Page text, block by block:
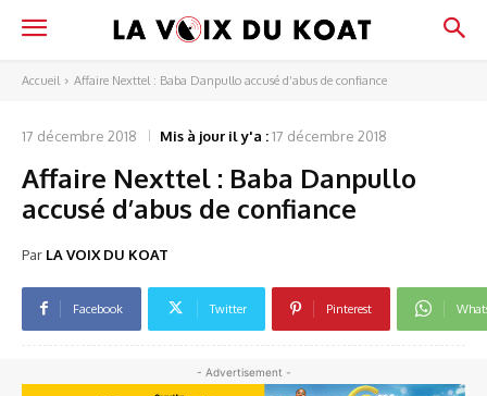
Accueil Affaire Nexttel : Baba Danpullo accusé d’abus de confiance
17 décembre 2018 Mis à jour il y'a :17 décembre 2018
Affaire Nexttel : Baba Danpullo
accusé d’abus de confiance
Par LA VOIX DU KOAT
Facebook Twitter Pinterest
- Advertisement -